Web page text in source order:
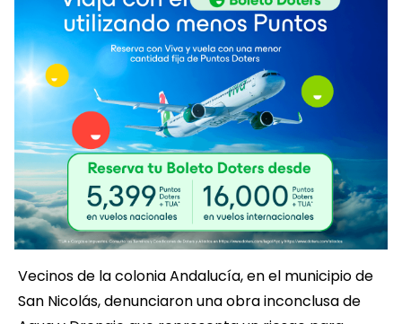
Vecinos de la colonia Andalucía, en el municipio de
San Nicolás, denunciaron una obra inconclusa de